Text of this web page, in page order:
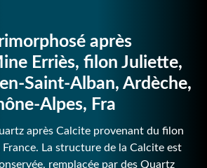
après
Erriès, filon Juliette,
Saint-Alban, Ardèche,
Alpes, Fra
après Calcite provenant du filon
La structure de la Calcite est
remplacée par des Quartz